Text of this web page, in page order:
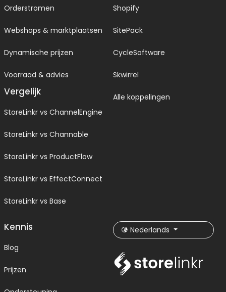
Orderstromen
Webshops & marktplaatsen
Dynamische prijzen
Voorraad & advies
Vergelijk
StoreLinkr vs ChannelEngine
StoreLinkr vs Channable
StoreLinkr vs ProductFlow
StoreLinkr vs EffectConnect
StoreLinkr vs Base
Shopify
SitePack
CycleSoftware
Skwirrel
Alle koppelingen
Kennis
Blog
Prijzen
Nederlands